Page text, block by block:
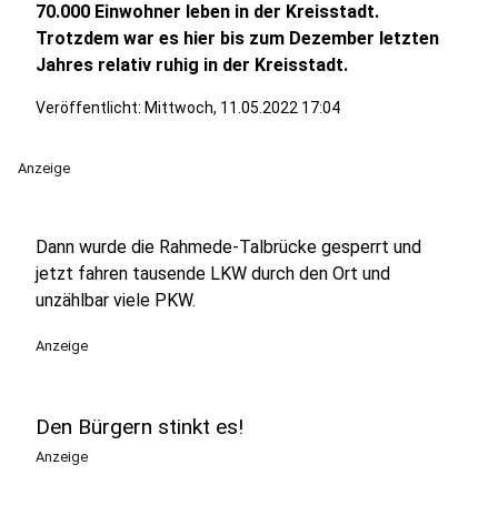
70.000 Einwohner leben in der Kreisstadt.
Trotzdem war es hier bis zum Dezember letzten
Jahres relativ ruhig in der Kreisstadt.
Veröffentlicht: Mittwoch, 11.05.2022 17:04
Anzeige
Dann wurde die Rahmede-Talbrücke gesperrt und
jetzt fahren tausende LKW durch den Ort und
unzählbar viele PKW.
Anzeige
Den Bürgern stinkt es!
Anzeige